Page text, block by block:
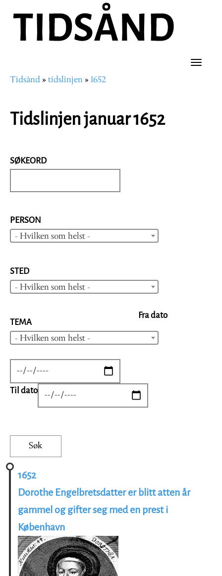
hovedinnhold
Toggle
Navigasjonssti
Tidsånd tidslinjen 1652
Tidslinjen januar 1652
SØKEORD
PERSON
- Hvilken som helst -
STED
- Hvilken som helst -
TEMA
- Hvilken som helst -
Fra dato
DATE
Til dato DATE
1652
Dorothe Engelbretsdatter er blitt atten år
gammel og gifter seg med en prest i
København